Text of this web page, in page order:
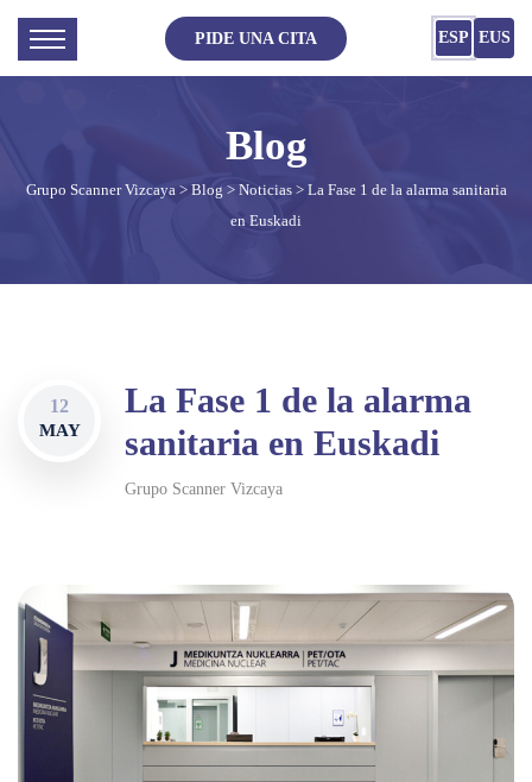
PIDE UNA CITA ESP EUS
Grupo Scanner Vizcaya> Blog > Noticias> La Fase 1 de la alarma sanitaria
en Euskadi
12
MAY
La Fase 1 de la alarma
sanitaria en Euskadi
Grupo Scanner Vizcaya